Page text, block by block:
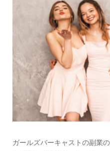
ガールズバーキャストの副業